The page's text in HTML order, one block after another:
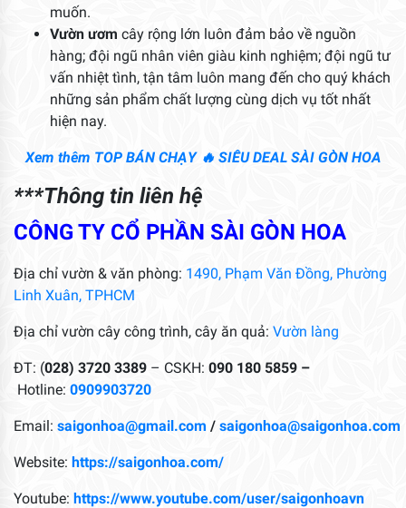
muốn.
Vườn ươm cây rộng lớn luôn đảm bảo về nguồn
hàng; đội ngũ nhân viên giàu kinh nghiệm; đội ngũ tư
vấn nhiệt tình, tận tâm luôn mang đến cho quý khách
những sản phẩm chất lượng cùng dịch vụ tốt nhất
hiện nay.
Xem thêm TOP BÁN CHẠY 🔥 SIÊU DEAL SÀI GÒN HOA
***Thông tin liên hệ
CÔNG TY CỔ PHẦN SÀI GÒN HOA
Địa chỉ vườn & văn phòng: 1490, Phạm Văn Đồng, Phường
Linh Xuân, TPHCM
Địa chỉ vườn cây công trình, cây ăn quả: Vườn làng
ĐT: (028) 3720 3389 – CSKH: 090 180 5859 –
Hotline: 0909903720
Email: saigonhoa@gmail.com / saigonhoa@saigonhoa.com
Website: https://saigonhoa.com/
Youtube: https://www.youtube.com/user/saigonhoavn